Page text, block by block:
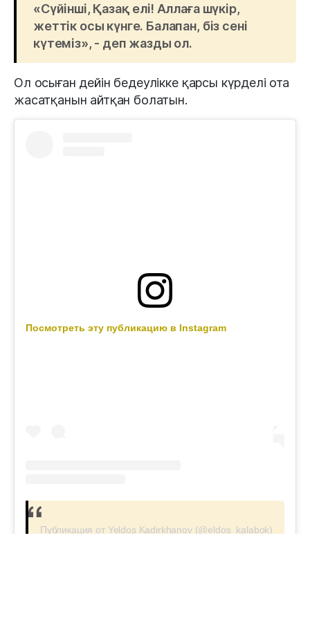
«Сүйінші, Қазақ елі! Аллаға шүкір,
жеттік осы күнге. Балапан, біз сені
күтеміз», - деп жазды ол.
Ол осыған дейін бедеулікке қарсы күрделі ота
жасатқанын айтқан болатын.
Посмотреть эту публикацию в Instagram
Публикация от Yeldos Kadirkhanov (@eldos_kalabok)